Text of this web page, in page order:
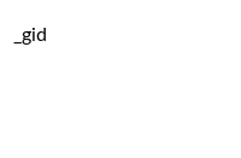
_gid